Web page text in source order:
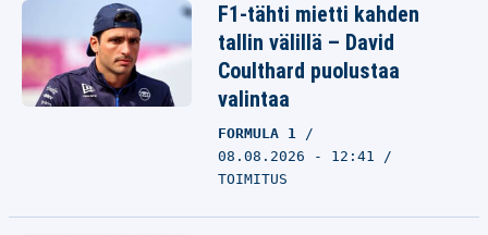
F1-tähti mietti kahden
tallin välillä – David
Coulthard puolustaa
valintaa
FORMULA 1
08.08.2026 - 12:41
TOIMITUS